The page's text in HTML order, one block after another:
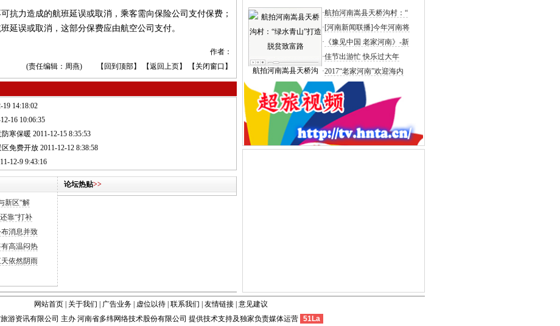
力造成的航班延误或取消，乘客需向保险公司支付保费；
延误或取消，这部分保费应由航空公司支付。
作者：
(责任编辑：周燕) 【 回到顶部】 【返回上页】 【 关闭窗口 】
19 14:18:02
16 10:06:35
寒保暖 2011-12-15 8:35:53
区免费开放 2011-12-12 8:38:58
12-9 9:43:16
新区“解
靠“打补
消息并致
高温闷热
依然阴雨
论坛热贴>>
航拍河南嵩县天桥沟
·航拍河南嵩县天桥沟村：“
·[河南新闻联播]今年河南将
· 《豫见中国 老家河南》-新
·佳节出游忙 快乐过大年
·2017“老家河南”欢迎海内
网站首页 关于我们 广告业务 虚位以待 联系我们 友情链接 意见建议
游资讯有限公司 主办 河南省多纬网络技术股份有限公司 提供技术支持及独家负责媒体运营 51La